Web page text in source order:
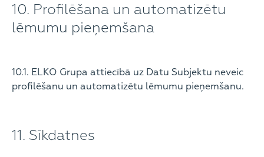
10. Profilēšana un automatizētu
lēmumu pieņemšana
10.1. ELKO Grupa attiecībā uz Datu Subjektu neveic
profilēšanu un automatizētu lēmumu pieņemšanu.
11. Sīkdatnes